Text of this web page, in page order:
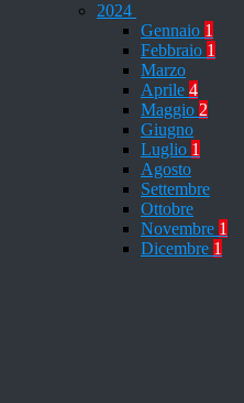
2024
Gennaio 1
Febbraio 1
Marzo
Aprile 4
Maggio 2
Giugno
Luglio 1
Agosto
Settembre
Ottobre
Novembre 1
Dicembre 1